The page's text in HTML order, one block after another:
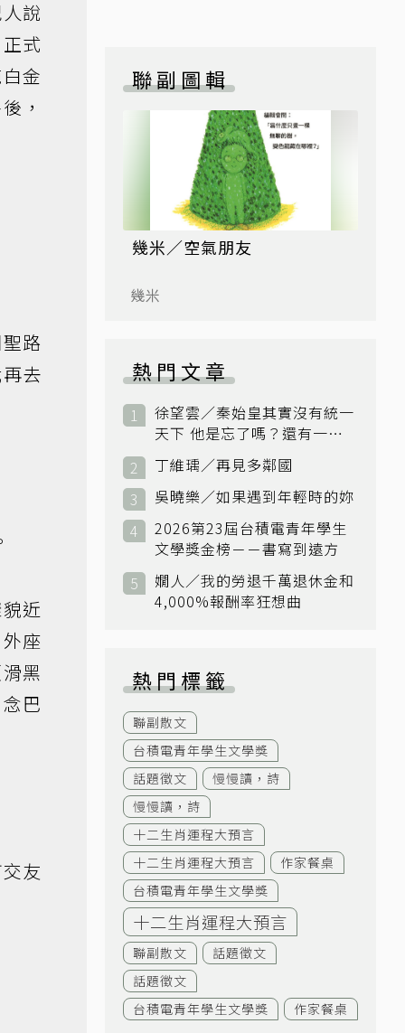
說
式
金
，
路
去
近
座
黑
巴
友
聯副圖輯
幾米／空氣朋友
幾米
熱門文章
徐望雲／秦始皇其實沒有統一
天下 他是忘了嗎？還有一個
小國：衛國
丁維瑀／再見多鄰國
吳曉樂／如果遇到年輕時的妳
2026第23屆台積電青年學生
文學獎金榜－－書寫到遠方
嫺人／我的勞退千萬退休金和
4,000%報酬率狂想曲
熱門標籤
聯副散文
台積電青年學生文學獎
話題徵文
慢慢讀，詩
慢慢讀，詩
十二生肖運程大預言
十二生肖運程大預言
作家餐桌
台積電青年學生文學獎
十二生肖運程大預言
聯副散文
話題徵文
話題徵文
台積電青年學生文學獎
作家餐桌